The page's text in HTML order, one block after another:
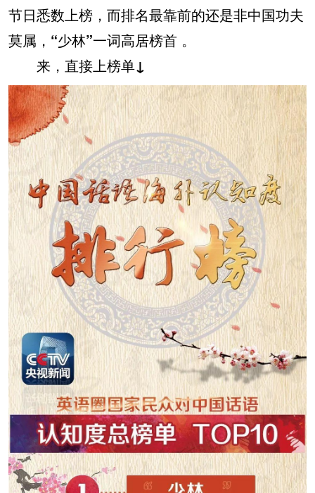
节日悉数上榜，而排名最靠前的还是非中国功夫
莫属，“少林”一词高居榜首 。
来，直接上榜单↓